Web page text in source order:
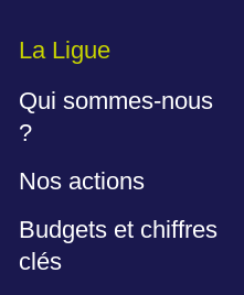
La Ligue
Qui sommes-nous
?
Nos actions
Budgets et chiffres
clés